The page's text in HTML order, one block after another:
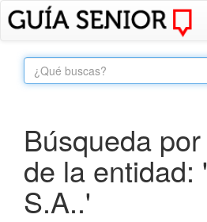
Búsqueda
de la entidad:
S.A..'